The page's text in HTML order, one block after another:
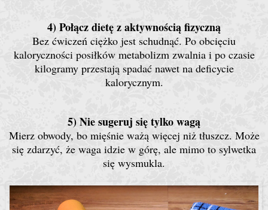
4) Połącz dietę z aktywnością fizyczną
Bez ćwiczeń ciężko jest schudnąć. Po obcięciu
kaloryczności posiłków metabolizm zwalnia i po czasie
kilogramy przestają spadać nawet na deficycie
kalorycznym.
5) Nie sugeruj się tylko wagą
Mierz obwody, bo mięśnie ważą więcej niż tłuszcz. Może
się zdarzyć, że waga idzie w górę, ale mimo to sylwetka
się wysmukla.